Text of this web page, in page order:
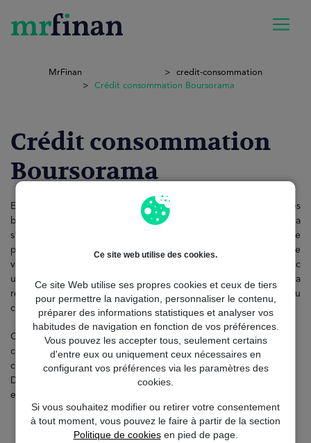
Ce site web utilise des cookies.
Ce site Web utilise ses propres cookies et ceux de tiers
pour permettre la navigation, personnaliser le contenu,
préparer des informations statistiques et analyser vos
habitudes de navigation en fonction de vos préférences.
Vous pouvez les accepter tous, seulement certains
d'entre eux ou uniquement ceux nécessaires en
configurant vos préférences via les paramètres des
cookies.
Si vous souhaitez modifier ou retirer votre consentement
à tout moment, vous pouvez le faire à partir de la section
Politique de cookiesen pied de page.
MrFinan
credit-consommation
Crédit consommation Boursorama
Crédit consommation
Boursorama
En France, trouver un financement rapide
, fiable et adapté à ses
besoins est essentiel. Le crédit consommation Boursorama
s’impose comme une solution accessible, simple et sécurisée
pour financer tous vos projets personnels, que ce soit pour une
voiture, des travaux, des vacances ou un besoin ponctuel. Avec
un processus 100 % en ligne, transparent et conforme à la
réglementation française, Boursorama Banque facilite l’accès au
crédit sans démarches complexes ni frais cachés.
Chez Mr.Finan, nous vous accompagnons pour obtenir votre
crédit consommationBoursorama rapidementet en toute
confiance, grâce à notre expertise et notre service personnalisé.
Découvrez dans ce guide complet tout ce qu’il faut savoir pour
emprunter en toute sérénité.